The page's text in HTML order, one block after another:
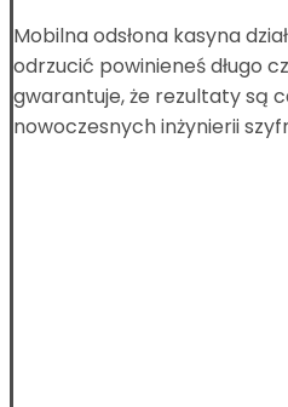
Mobilna odsłona kasyna
odrzucić powinieneś długo
gwarantuje, że rezultaty są
nowoczesnych inżynierii